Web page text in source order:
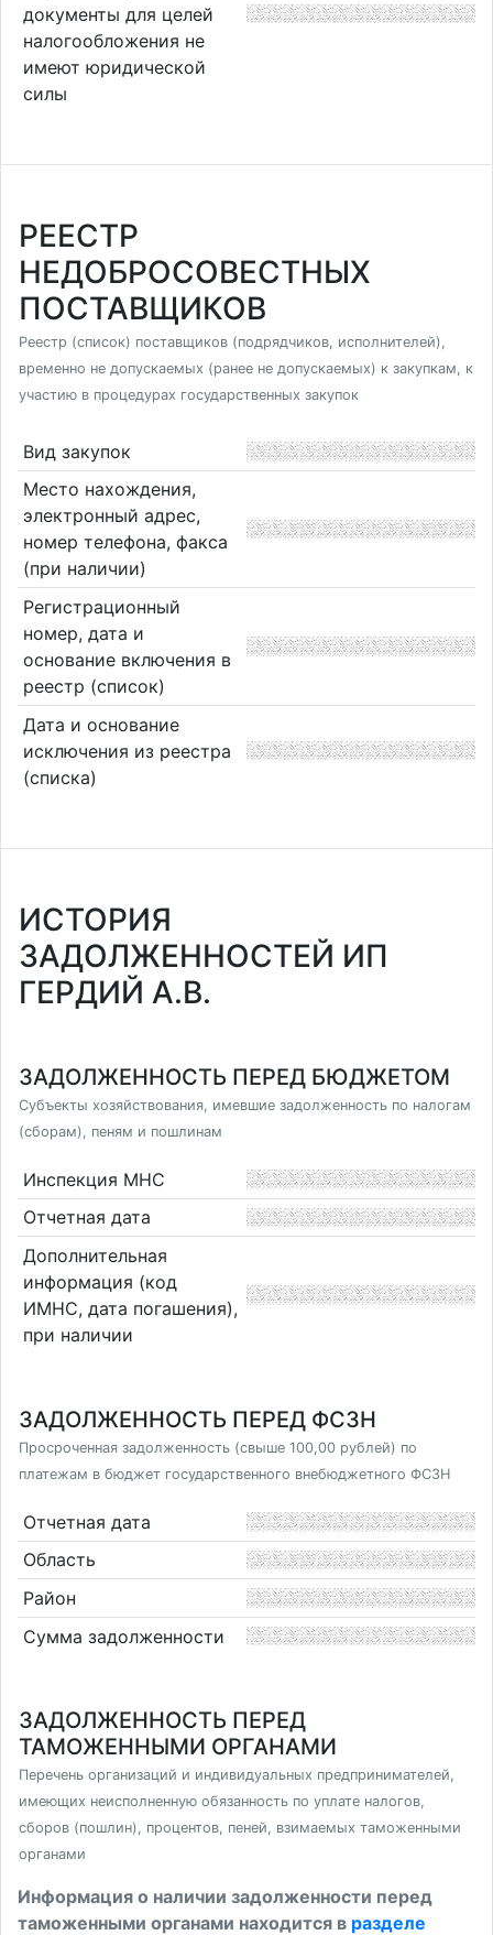
документы для целей
налогообложения не
имеют юридической
силы
РЕЕСТР
НЕДОБРОСОВЕСТНЫХ
ПОСТАВЩИКОВ
Реестр (список) поставщиков (подрядчиков, исполнителей),
временно не допускаемых (ранее не допускаемых) к закупкам, к
участию в процедурах государственных закупок
Вид закупок
Место нахождения,
электронный адрес,
номер телефона, факса
(при наличии)
Регистрационный
номер, дата и
основание включения в
реестр (список)
Дата и основание
исключения из реестра
(списка)
ИСТОРИЯ
ЗАДОЛЖЕННОСТЕЙ ИП
ГЕРДИЙ А.В.
ЗАДОЛЖЕННОСТЬ ПЕРЕД БЮДЖЕТОМ
Субъекты хозяйствования, имевшие задолженность по налогам
(сборам), пеням и пошлинам
Инспекция МНС
Отчетная дата
Дополнительная
информация (код
ИМНС, дата погашения),
при наличии
ЗАДОЛЖЕННОСТЬ ПЕРЕД ФСЗН
Просроченная задолженность (свыше 100,00 рублей) по
платежам в бюджет государственного внебюджетного ФСЗН
Отчетная дата
Область
Район
Сумма задолженности
ЗАДОЛЖЕННОСТЬ ПЕРЕД
ТАМОЖЕННЫМИ ОРГАНАМИ
Перечень организаций и индивидуальных предпринимателей,
имеющих неисполненную обязанность по уплате налогов,
сборов (пошлин), процентов, пеней, взимаемых таможенными
органами
Информация о наличии задолженности перед
таможенными органами находится в разделе